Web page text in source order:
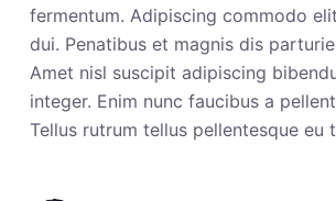
fermentum. Adipiscing commodo
dui. Penatibus et magnis dis
Amet nisl suscipit adipiscing
integer. Enim nunc faucibus a
Tellus rutrum tellus pellentesque eu